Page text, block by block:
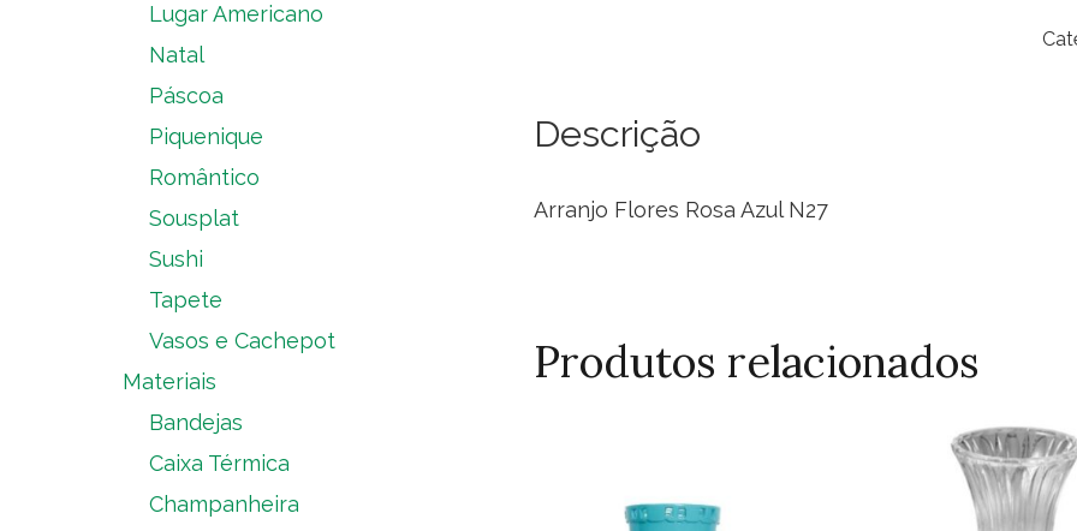
Descrição
Arranjo Flores Rosa Azul N27
Produtos relacionados
Lugar Americano
Natal
Páscoa
Piquenique
Romântico
Sousplat
Sushi
Tapete
Vasos e Cachepot
Materiais
Bandejas
Caixa Térmica
Champanheira